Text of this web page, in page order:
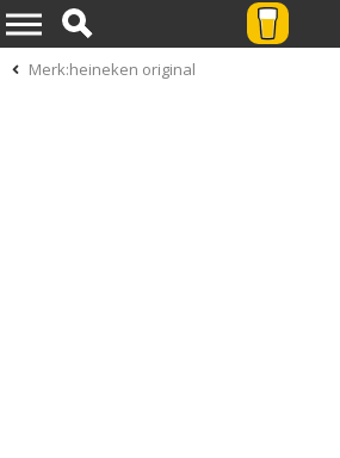
Merk:heineken original